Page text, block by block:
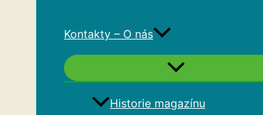
Kontakty – O nás
Historie magazínu